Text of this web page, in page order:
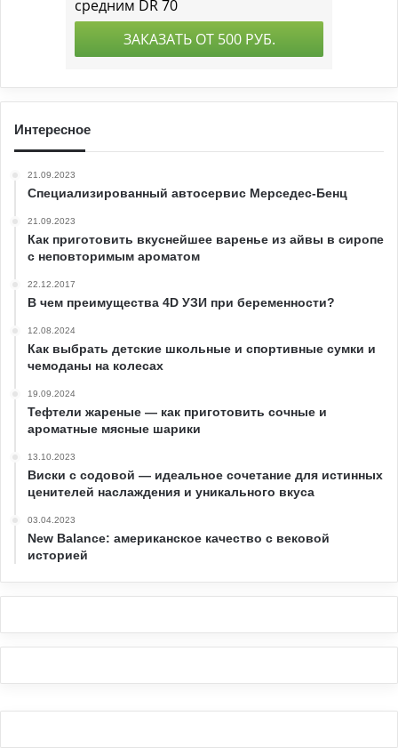
Интересное
21.09.2023
Специализированный автосервис Мерседес-Бенц
21.09.2023
Как приготовить вкуснейшее варенье из айвы в сиропе
с неповторимым ароматом
22.12.2017
В чем преимущества 4D УЗИ при беременности?
12.08.2024
Как выбрать детские школьные и спортивные сумки и
чемоданы на колесах
19.09.2024
Тефтели жареные — как приготовить сочные и
ароматные мясные шарики
13.10.2023
Виски с содовой — идеальное сочетание для истинных
ценителей наслаждения и уникального вкуса
03.04.2023
New Balance: американское качество с вековой
историей